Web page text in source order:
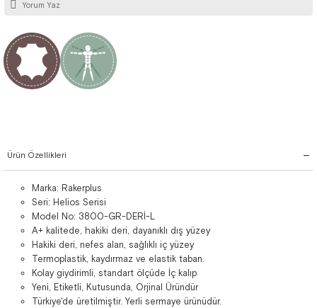
Yorum Yaz
Ürün Özellikleri
Marka: Rakerplus
Seri: Helios Serisi
Model No: 3800-GR-DERİ-L
A+ kalitede, hakiki deri, dayanıklı dış yüzey
Hakiki deri, nefes alan, sağlıklı iç yüzey
Termoplastik, kaydırmaz ve elastik taban.
Kolay giydirimli, standart ölçüde İç kalıp
Yeni, Etiketli, Kutusunda, Orjinal Üründür
Türkiye'de üretilmiştir. Yerli sermaye ürünüdür.